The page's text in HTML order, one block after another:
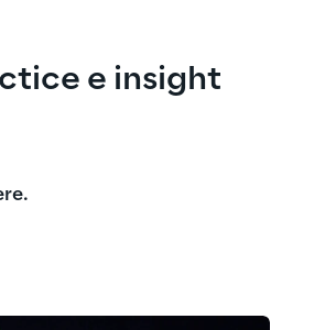
e insight